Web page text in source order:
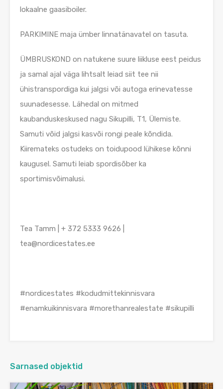
lokaalne gaasiboiler.
PARKIMINE maja ümber linnatänavatel on tasuta.
ÜMBRUSKOND on natukene suure liikluse eest peidus
ja samal ajal väga lihtsalt leiad siit tee nii
ühistranspordiga kui jalgsi või autoga erinevatesse
suunadesesse. Lähedal on mitmed
kaubanduskeskused nagu Sikupilli, T1, Ülemiste.
Samuti võid jalgsi kasvõi rongi peale kõndida.
Kiiremateks ostudeks on toidupood lühikese kõnni
kaugusel. Samuti leiab spordisõber ka
sportimisvõimalusi.
Tea Tamm | + 372 5333 9626 |
tea@nordicestates.ee
#nordicestates #kodudmittekinnisvara
#enamkuikinnisvara #morethanrealestate #sikupilli
Sarnased objektid